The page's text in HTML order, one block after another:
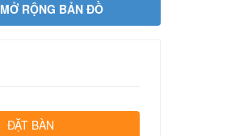
MỞ RỘNG BẢN ĐỒ